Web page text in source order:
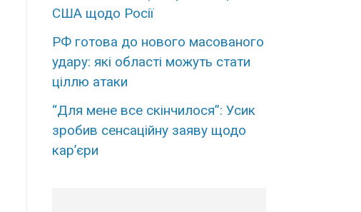
США щодо Росії
РФ готова до нового масованого
удару: які області можуть стати
ціллю атаки
“Для мене все скінчилося”: Усик
зробив сенсаційну заяву щодо
кар’єри